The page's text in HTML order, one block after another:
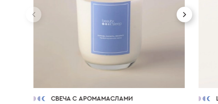
СВЕЧА С АРОМАМАСЛАМИ